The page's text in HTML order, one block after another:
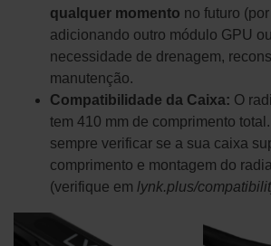
qualquer momento no futuro
adicionando outro módulo GPU
necessidade de drenagem,
manutenção.
Compatibilidade da Caixa: O
tem 410 mm de comprimento
sempre verificar se a sua caixa
comprimento e montagem do
(verifique em lynk.plus/